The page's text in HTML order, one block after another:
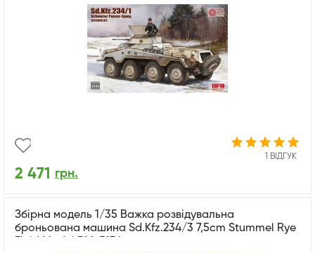
1 ВІДГУК
2 471 грн.
Збірна модель 1/35 Важка розвідувальна
броньована машина Sd.Kfz.234/3 7,5cm Stummel Rye